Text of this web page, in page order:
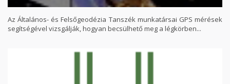
Az Általános- és Felsőgeodézia Tanszék munkatársai GPS mérések
segítségével vizsgálják, hogyan becsülhető meg a légkörben...